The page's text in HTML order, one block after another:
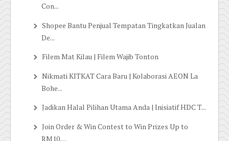
Con...
Shopee Bantu Penjual Tempatan Tingkatkan Jualan
De...
Filem Mat Kilau | Filem Wajib Tonton
Nikmati KITKAT Cara Baru | Kolaborasi AEON La
Bohe...
Jadikan Halal Pilihan Utama Anda | Inisiatif HDC T...
Join Order & Win Contest to Win Prizes Up to
RM10,...